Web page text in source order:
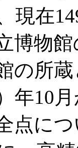
現在
博物
の所
年10
点に